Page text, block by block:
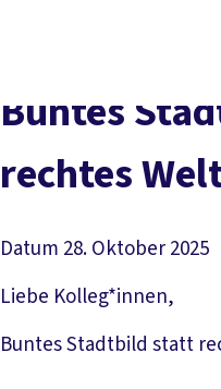
Bun­tes
rech­tes
Datum 28. Oktober 2025
Liebe Kolleg*innen,
Buntes Stadtbild statt